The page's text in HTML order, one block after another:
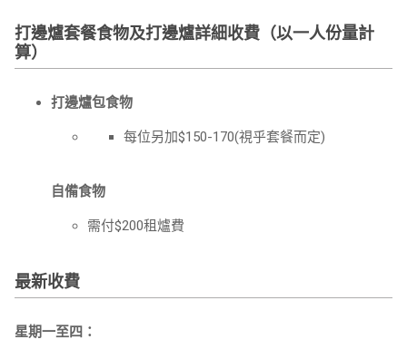
打邊爐套餐食物及打邊爐詳細收費（以一人份量計
算）
打邊爐包食物
每位另加$150-170(視乎套餐而定)
自備食物
需付$200租爐費
最新收費
星期一至四：